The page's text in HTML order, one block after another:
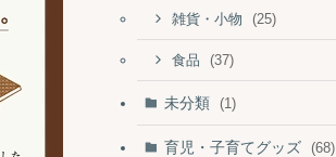
雑貨・小物 (25)
食品 (37)
未分類 (1)
育児・子育てグッズ (68)